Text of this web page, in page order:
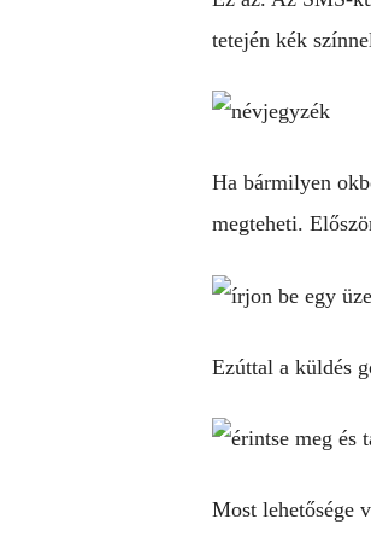
tetején kék
Ha bármilyen
megteheti.
Ezúttal a küldés
Most lehetősége